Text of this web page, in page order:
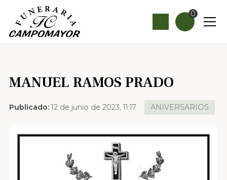
0
MANUEL RAMOS PRADO
Publicado: 12 de junio de 2023, 11:17 ANIVERSARIOS